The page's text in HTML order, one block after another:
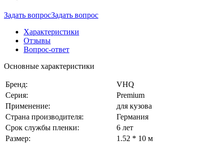
Задать вопросЗадать вопрос
Характеристики
Отзывы
Вопрос-ответ
Основные характеристики
Бренд:
VHQ
Серия:
Premium
Применение:
для кузова
Страна производителя:
Германия
Срок службы пленки:
6 лет
Размер:
1.52 * 10 м